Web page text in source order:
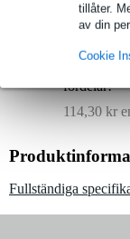
tillåter.
av din
Cookie
1 250 ledande
Välj 2 års
fördelar!
114,30 kr
Fullständiga